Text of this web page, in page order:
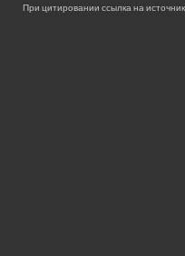
При цитировании ссылка на